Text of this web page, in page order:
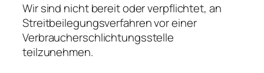
Wir sind nicht bereit oder verpflichtet, an
Streitbeilegungsverfahren vor einer
Verbraucherschlichtungsstelle
teilzunehmen.